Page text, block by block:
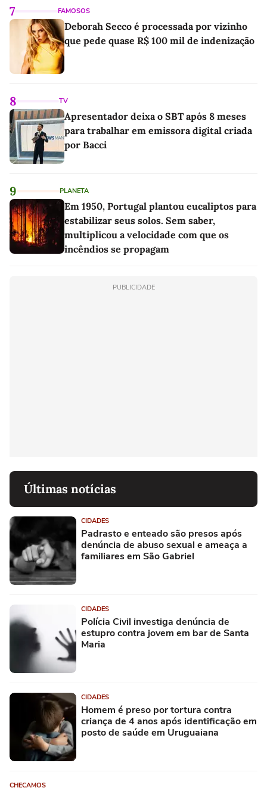
7 FAMOSOS
Deborah Secco é processada por vizinho
que pede quase R$ 100 mil de indenização
8 TV
Apresentador deixa o SBT após 8 meses
para trabalhar em emissora digital criada
por Bacci
9 PLANETA
Em 1950, Portugal plantou eucaliptos para
estabilizar seus solos. Sem saber,
multiplicou a velocidade com que os
incêndios se propagam
PUBLICIDADE
Últimas notícias
CIDADES
Padrasto e enteado são presos após
denúncia de abuso sexual e ameaça a
familiares em São Gabriel
CIDADES
Polícia Civil investiga denúncia de
estupro contra jovem em bar de Santa
Maria
CIDADES
Homem é preso por tortura contra
criança de 4 anos após identificação em
posto de saúde em Uruguaiana
CHECAMOS